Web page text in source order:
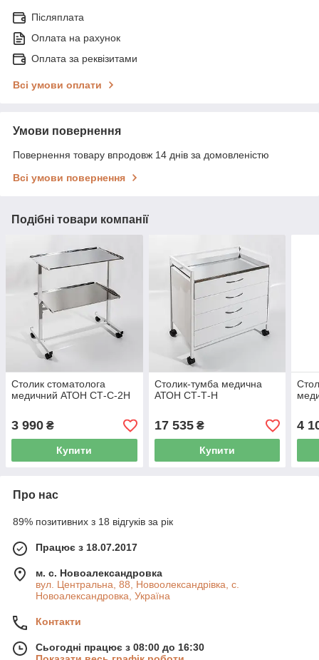
Післяплата
Оплата на рахунок
Оплата за реквізитами
Всі умови оплати
Умови повернення
Повернення товару впродовж 14 днів за домовленістю
Всі умови повернення
Подібні товари компанії
Столик стоматолога
медичний АТОН СТ-С-2Н
3 990 ₴
Купити
Столик-тумба медична
АТОН СТ-Т-Н
17 535₴
Купити
4
Про нас
89% позитивних з 18 відгуків за рік
Працює з 18.07.2017
м. с. Новоалександровка
вул. Центральна, 88, Новоолександрівка, с.
Новоалександровка, Україна
Контакти
Сьогодні працює з 08:00 до 16:30